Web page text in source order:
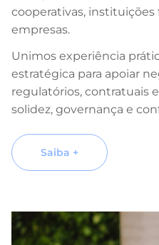
cooperativas, instituições
empresas.
Unimos experiência
estratégica para apoiar
regulatórios, contratuais
solidez, governança e
Saiba +